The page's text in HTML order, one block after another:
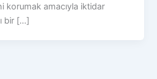
korumak amacıyla iktidar
bir […]